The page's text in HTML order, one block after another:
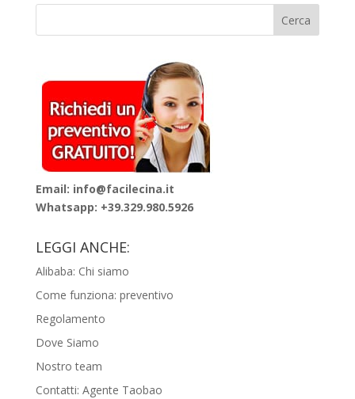
Email: info@facilecina.it
Whatsapp: +39.329.980.5926
LEGGI ANCHE:
Alibaba: Chi siamo
Come funziona: preventivo
Regolamento
Dove Siamo
Nostro team
Contatti: Agente Taobao